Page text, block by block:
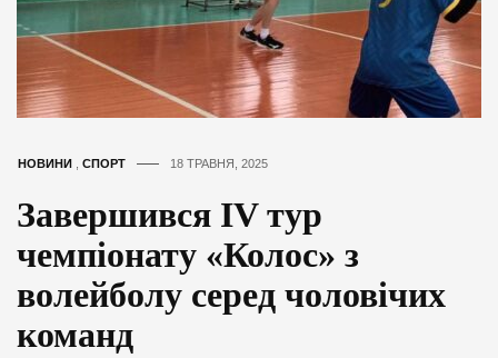
НОВИНИ СПОРТ 18 ТРАВНЯ, 2025
Завершився IV тур
чемпіонату «Колос» з
волейболу серед чоловічих
команд